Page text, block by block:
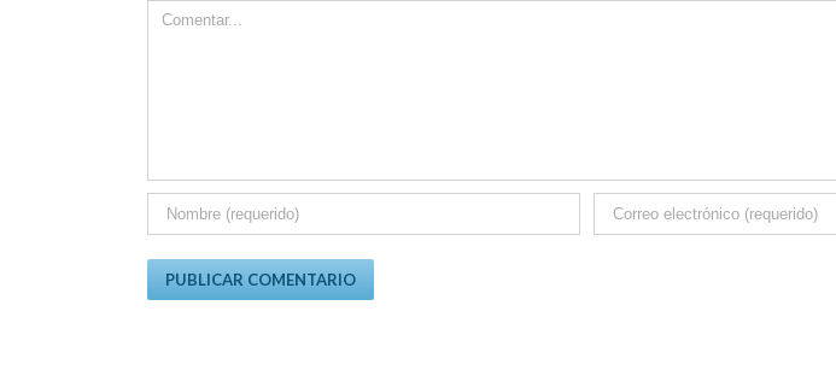
Comment